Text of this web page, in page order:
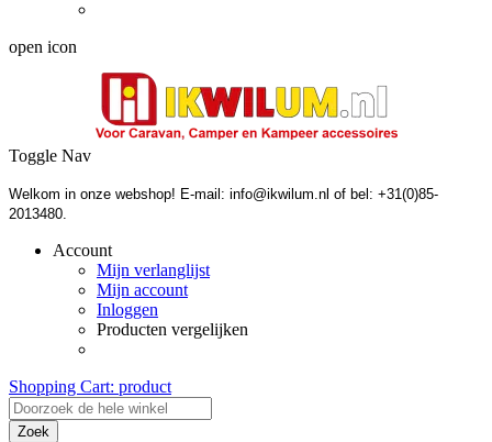
open icon
Toggle Nav
Welkom in onze webshop! E-mail: info@ikwilum.nl of bel: +31(0)85-
2013480.
Account
Mijn verlanglijst
Mijn account
Inloggen
Producten vergelijken
Shopping Cart: product
Zoek